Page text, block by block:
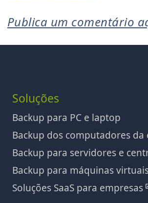
Publica um comentário
Soluções
Backup para PC e laptop
Backup dos computadores da
Backup para servidores e
Backup para máquinas
Soluções SaaS para empresas